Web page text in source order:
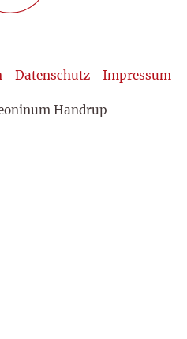
Datenschutz Impressum
Handrup